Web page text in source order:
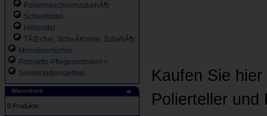
PoliermaschinenzubehÃ¶r
Schleifmittel
Hilfsmittel
TÃŒcher, SchwÃ€mme, ZubehÃ¶r
Microfasertücher
Petzoldts-Pflegesortiment->
Sonderaktionsartikel
Warenkorb
0 Produkte
Kaufen Sie
Polierteller